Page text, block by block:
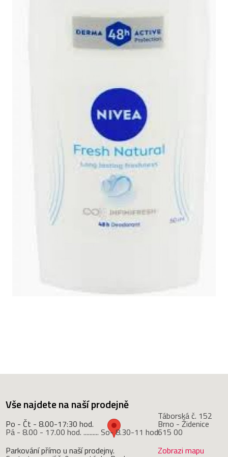
Vše najdete na naší prodejně
Po - Čt - 8.00-17:30 hod.
Pá - 8.00 - 17.00 hod. .......... So- 8.30-11 hod.
Parkování přímo u naší prodejny.
Táborská č. 152
Brno - Židenice
615 00
Zobrazi mapu